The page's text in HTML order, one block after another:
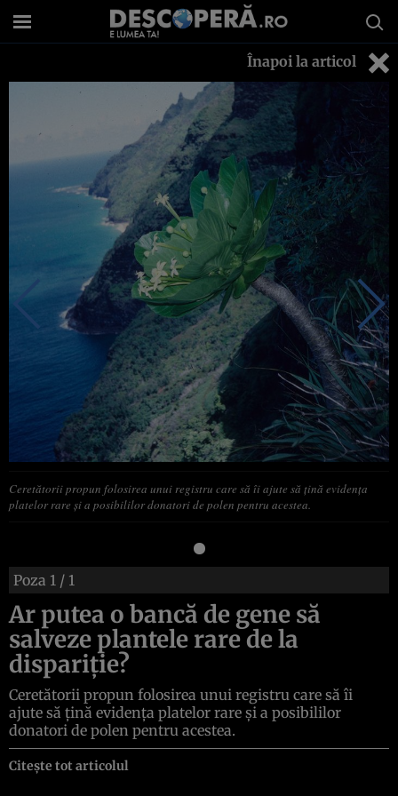
Înapoi la articol
Ceretătorii propun folosirea unui registru care să îi ajute să ţină evidenţa
platelor rare şi a posibililor donatori de polen pentru acestea.
Poza 1 / 1
Ar putea o bancă de gene să
salveze plantele rare de la
dispariţie?
Ceretătorii propun folosirea unui registru care să îi
ajute să ţină evidenţa platelor rare şi a posibililor
donatori de polen pentru acestea.
Citește tot articolul